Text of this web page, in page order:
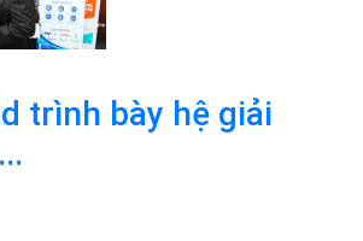
học ngôn ngữ